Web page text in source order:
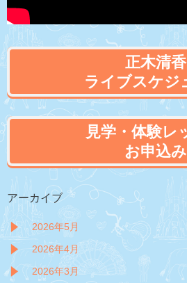
正木清香
ライブスケジ
見学・体験レ
お申込み
アーカイブ
2026年5月
2026年4月
2026年3月